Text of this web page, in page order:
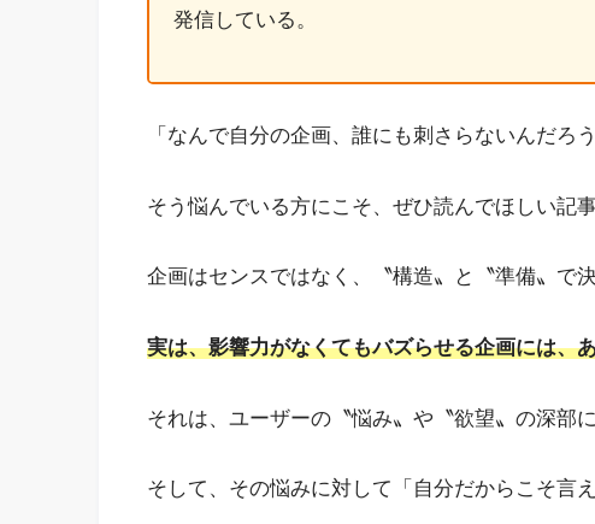
発信している。
「なんで自分の企画、誰にも刺さらないんだろ
そう悩んでいる方にこそ、ぜひ読んでほしい記事
企画はセンスではなく、〝構造〟と〝準備〟で決
実は、影響力がなくてもバズらせる企画には、
それは、ユーザーの〝悩み〟や〝欲望〟の深部
そして、その悩みに対して「自分だからこそ言